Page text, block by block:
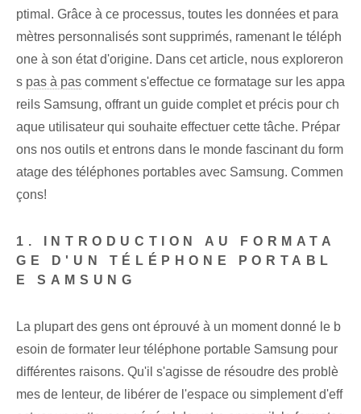
ptimal. Grâce à ce processus, toutes les données et para
mètres personnalisés sont supprimés, ramenant le téléph
one à son état d'origine. Dans cet article, nous exploreron
s pas à pas comment s'effectue ce formatage sur les appa
reils Samsung, offrant un guide complet et précis pour ch
aque utilisateur qui souhaite effectuer cette tâche. Prépar
ons nos outils et entrons dans le monde fascinant du form
atage des téléphones portables avec Samsung. Commen
çons!
1. INTRODUCTION AU FORMATA
GE D'UN TÉLÉPHONE PORTABL
E SAMSUNG
La plupart des gens ont éprouvé à un moment donné le b
esoin de formater leur téléphone portable Samsung pour
différentes raisons. Qu'il s'agisse de résoudre des problè
mes de lenteur, de libérer de l'espace ou simplement d'eff